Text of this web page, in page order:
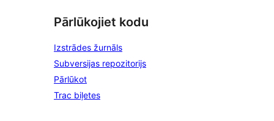
Pārlūkojiet kodu
Izstrādes žurnāls
Subversijas repozitorijs
Pārlūkot
Trac biļetes